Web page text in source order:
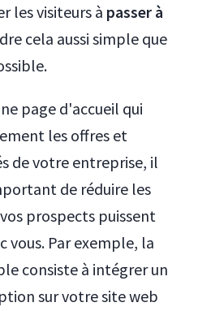
les visiteurs à passer à
cela aussi simple que
page d'accueil qui
les offres et
de votre entreprise, il
de réduire les
prospects puissent
vous. Par exemple, la
consiste à intégrer un
sur votre site web